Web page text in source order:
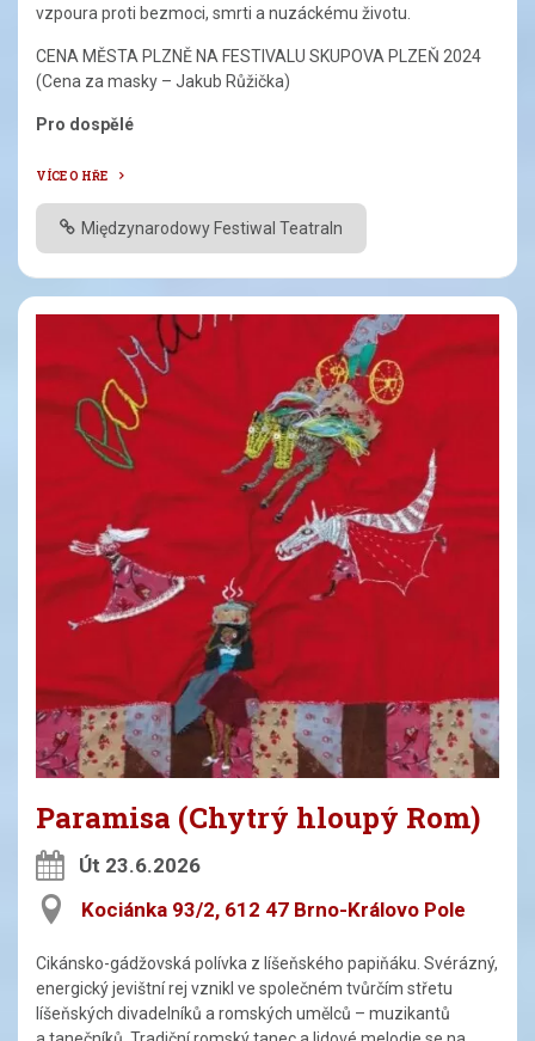
vzpoura proti bezmoci, smrti a nuzáckému životu.
CENA MĚSTA PLZNĚ NA FESTIVALU SKUPOVA PLZEŇ 2024
(Cena za masky – Jakub Růžička)
Pro dospělé
VÍCE O HŘE
Międzynarodowy Festiwal Teatraln
Paramisa (Chytrý hloupý Rom)
Út 23.6.2026
Kociánka 93/2, 612 47 Brno-Královo Pole
Cikánsko-gádžovská polívka z líšeňského papiňáku. Svérázný,
energický jevištní rej vznikl ve společném tvůrčím střetu
líšeňských divadelníků a romských umělců – muzikantů